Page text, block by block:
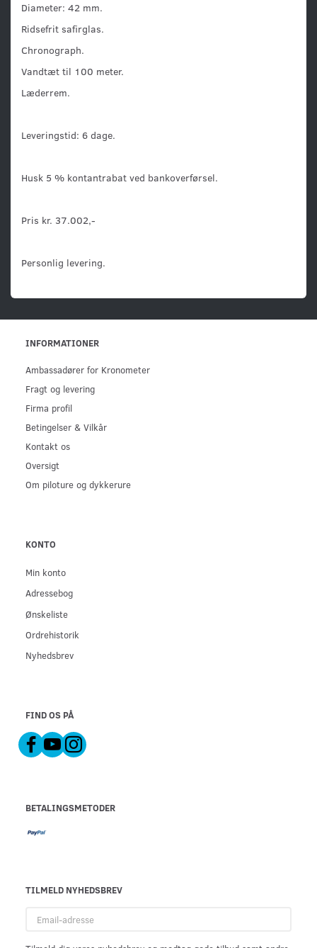
Diameter: 42 mm.
Ridsefrit safirglas.
Chronograph.
Vandtæt til 100 meter.
Læderrem.
Leveringstid: 6 dage.
Husk 5 % kontantrabat ved bankoverførsel.
Pris kr. 37.002,-
Personlig levering.
INFORMATIONER
Ambassadører for Kronometer
Fragt og levering
Firma profil
Betingelser & Vilkår
Kontakt os
Oversigt
Om piloture og dykkerure
KONTO
Min konto
Adressebog
Ønskeliste
Ordrehistorik
Nyhedsbrev
FIND OS PÅ
BETALINGSMETODER
TILMELD NYHEDSBREV
adresse